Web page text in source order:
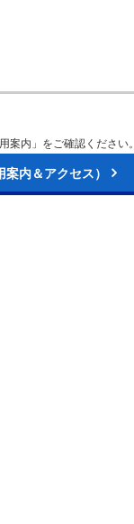
案内」をご確認ください。
内＆アクセス）